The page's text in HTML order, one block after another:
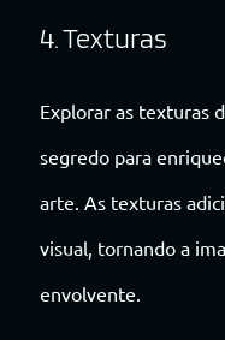
4. Texturas
Explorar as texturas
segredo para
arte. As texturas
visual, tornando a
envolvente.